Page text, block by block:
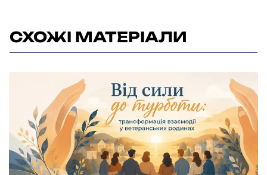
СХОЖІ МАТЕРІАЛИ